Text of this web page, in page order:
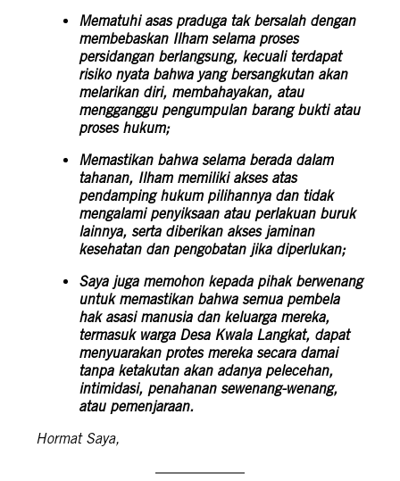
Mematuhi asas praduga tak bersalah dengan
membebaskan Ilham selama proses
persidangan berlangsung, kecuali terdapat
risiko nyata bahwa yang bersangkutan akan
melarikan diri, membahayakan, atau
mengganggu pengumpulan barang bukti atau
proses hukum;
Memastikan bahwa selama berada dalam
tahanan, Ilham memiliki akses atas
pendamping hukum pilihannya dan tidak
mengalami penyiksaan atau perlakuan buruk
lainnya, serta diberikan akses jaminan
kesehatan dan pengobatan jika diperlukan;
Saya juga memohon kepada pihak berwenang
untuk memastikan bahwa semua pembela
hak asasi manusia dan keluarga mereka,
termasuk warga Desa Kwala Langkat, dapat
menyuarakan protes mereka secara damai
tanpa ketakutan akan adanya pelecehan,
intimidasi, penahanan sewenang-wenang,
atau pemenjaraan.
Hormat Saya,